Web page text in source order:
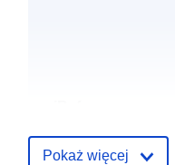
Pokaż więcej